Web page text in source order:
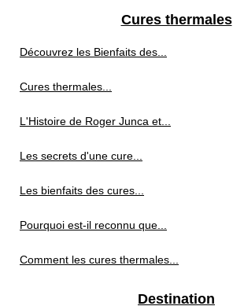
Cures thermales
Découvrez les Bienfaits des...
Cures thermales...
L'Histoire de Roger Junca et...
Les secrets d'une cure...
Les bienfaits des cures...
Pourquoi est-il reconnu que...
Comment les cures thermales...
Destination